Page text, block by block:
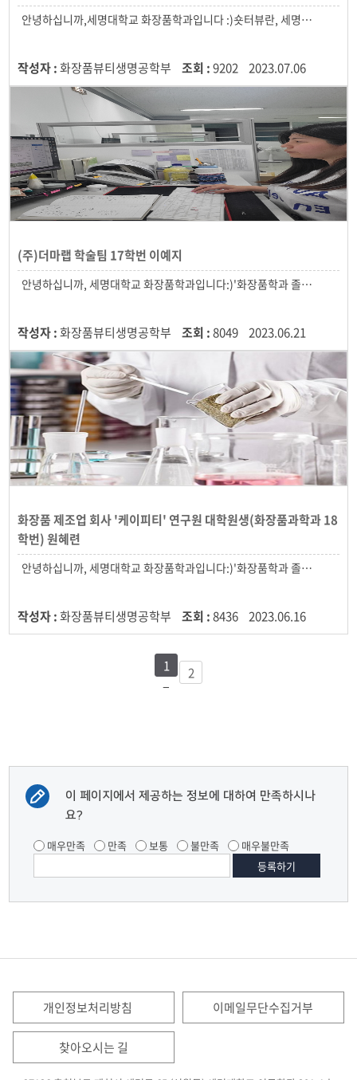
작성자 :화장품뷰티생명공학부 조회 :9202 2023.07.06
(주)더마랩 학술팀 17학번 이예지
작성자 :화장품뷰티생명공학부 조회 :8049 2023.06.21
화장품 제조업 회사 '케이피티' 연구원 대학원생(화장품과학과 18
학번) 원혜련
작성자 :화장품뷰티생명공학부 조회 :8436 2023.06.16
1 2
이 페이지에서 제공하는 정보에 대하여 만족하시나
요?
매우만족 만족 보통 불만족 매우불만족
개인정보처리방침 이메일무단수집거부
찾아오시는 길